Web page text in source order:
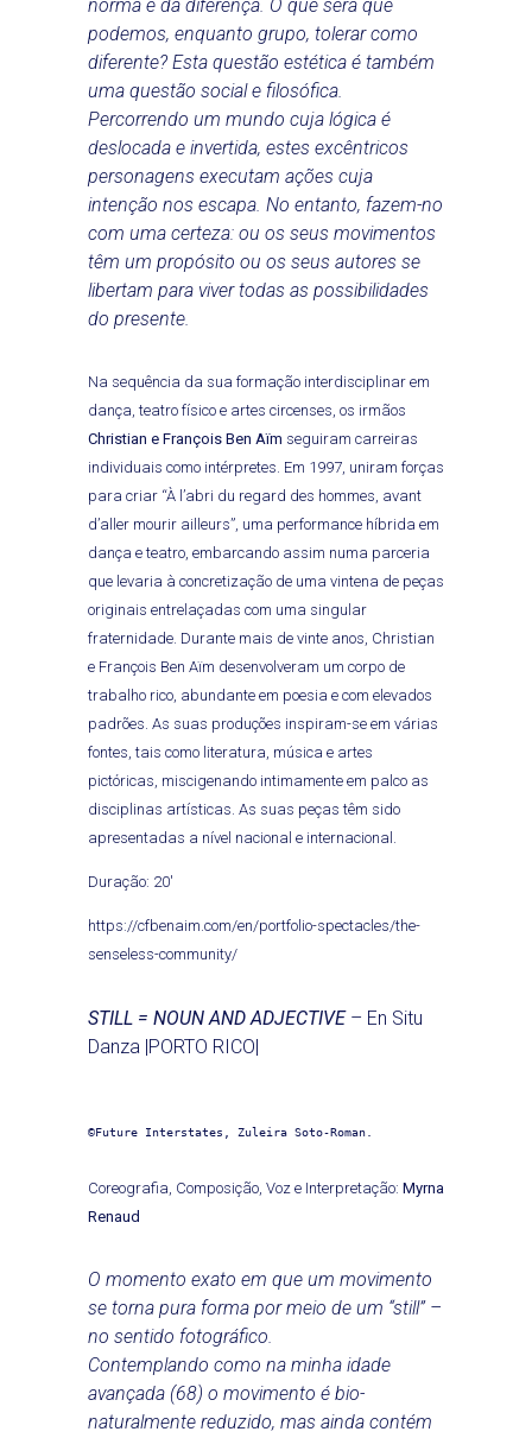
norma e da diferença. O que será que
podemos, enquanto grupo, tolerar como
diferente? Esta questão estética é também
uma questão social e filosófica.
Percorrendo um mundo cuja lógica é
deslocada e invertida, estes excêntricos
personagens executam ações cuja
intenção nos escapa. No entanto, fazem-no
com uma certeza: ou os seus movimentos
têm um propósito ou os seus autores se
libertam para viver todas as possibilidades
do presente.
Na sequência da sua formação interdisciplinar em
dança, teatro físico e artes circenses, os irmãos
Christian e François Ben Aïm seguiram carreiras
individuais como intérpretes. Em 1997, uniram forças
para criar “À l’abri du regard des hommes, avant
d’aller mourir ailleurs”, uma performance híbrida em
dança e teatro, embarcando assim numa parceria
que levaria à concretização de uma vintena de peças
originais entrelaçadas com uma singular
fraternidade. Durante mais de vinte anos, Christian
e François Ben Aïm desenvolveram um corpo de
trabalho rico, abundante em poesia e com elevados
padrões. As suas produções inspiram-se em várias
fontes, tais como literatura, música e artes
pictóricas, miscigenando intimamente em palco as
disciplinas artísticas. As suas peças têm sido
apresentadas a nível nacional e internacional.
Duração: 20′
https://cfbenaim.com/en/portfolio-spectacles/the-
senseless-community/
STILL = NOUN AND ADJECTIVE – En Situ
Danza |PORTO RICO|
©Future Interstates, Zuleira Soto-Roman.
Coreografia, Composição, Voz e Interpretação: Myrna
Renaud
O momento exato em que um movimento
se torna pura forma por meio de um “still” –
no sentido fotográfico.
Contemplando como na minha idade
avançada (68) o movimento é bio-
naturalmente reduzido, mas ainda contém